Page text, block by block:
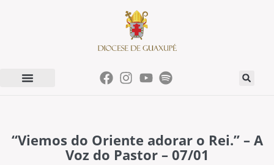
“Viemos do Oriente adorar o Rei.” – A
Voz do Pastor – 07/01